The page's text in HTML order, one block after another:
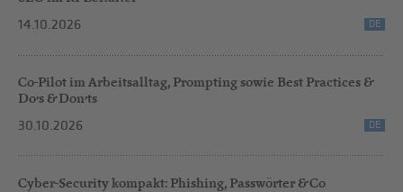
14.10.2026
DE
Co-Pilot im Arbeitsalltag, Prompting sowie Best Practices &
Do’s & Don’ts
30.10.2026
DE
Cyber-Security kompakt: Phishing, Passwörter & Co